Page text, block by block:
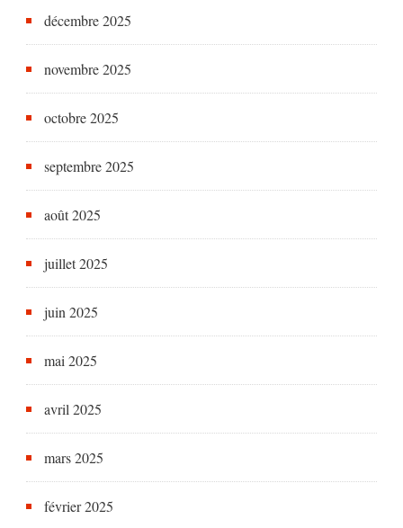
décembre 2025
novembre 2025
octobre 2025
septembre 2025
août 2025
juillet 2025
juin 2025
mai 2025
avril 2025
mars 2025
février 2025